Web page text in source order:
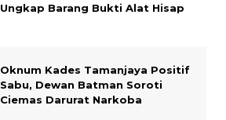
Ungkap Barang Bukti Alat Hisap
Oknum Kades Tamanjaya Positif
Sabu, Dewan Batman Soroti
Ciemas Darurat Narkoba